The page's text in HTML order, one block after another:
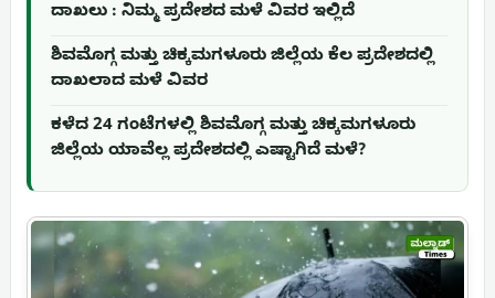
ದಾಖಲು : ನಿಮ್ಮ ಪ್ರದೇಶದ ಮಳೆ ವಿವರ ಇಲ್ಲಿದೆ
ಶಿವಮೊಗ್ಗ ಮತ್ತು ಚಿಕ್ಕಮಗಳೂರು ಜಿಲ್ಲೆಯ ಕೆಲ ಪ್ರದೇಶದಲ್ಲಿ
ದಾಖಲಾದ ಮಳೆ ವಿವರ
ಕಳೆದ 24 ಗಂಟೆಗಳಲ್ಲಿ ಶಿವಮೊಗ್ಗ ಮತ್ತು ಚಿಕ್ಕಮಗಳೂರು
ಜಿಲ್ಲೆಯ ಯಾವೆಲ್ಲ ಪ್ರದೇಶದಲ್ಲಿ ಎಷ್ಟಾಗಿದೆ ಮಳೆ?